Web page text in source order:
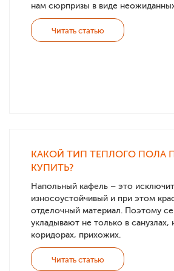
нам сюрпризы в виде
Читать статью
КАКОЙ ТИП ТЕПЛОГО ПОЛА
КУПИТЬ?
Напольный кафель – это
износоустойчивый и при этом
отделочный материал. Поэтому
укладывают не только в санузлах,
коридорах, прихожих.
Читать статью